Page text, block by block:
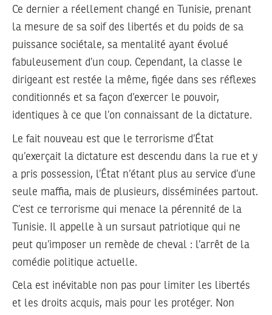
Ce dernier a réellement changé en Tunisie, prenant
la mesure de sa soif des libertés et du poids de sa
puissance sociétale, sa mentalité ayant évolué
fabuleusement d’un coup. Cependant, la classe le
dirigeant est restée la même, figée dans ses réflexes
conditionnés et sa façon d’exercer le pouvoir,
identiques à ce que l’on connaissant de la dictature.
Le fait nouveau est que le terrorisme d’État
qu’exerçait la dictature est descendu dans la rue et y
a pris possession, l’État n’étant plus au service d’une
seule maffia, mais de plusieurs, disséminées partout.
C’est ce terrorisme qui menace la pérennité de la
Tunisie. Il appelle à un sursaut patriotique qui ne
peut qu’imposer un remède de cheval : l’arrêt de la
comédie politique actuelle.
Cela est inévitable non pas pour limiter les libertés
et les droits acquis, mais pour les protéger. Non